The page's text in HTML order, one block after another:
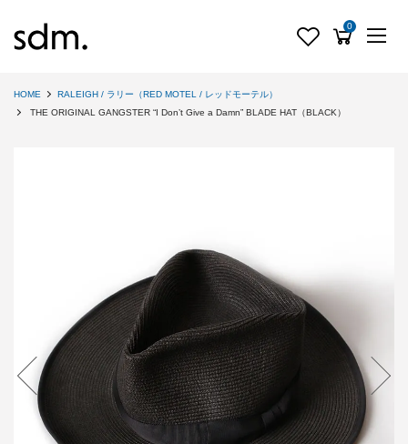
0
HOME
RALEIGH / ラリー（RED MOTEL / レッドモーテル）
THE ORIGINAL GANGSTER “I Don’t Give a Damn” BLADE HAT（BLACK）